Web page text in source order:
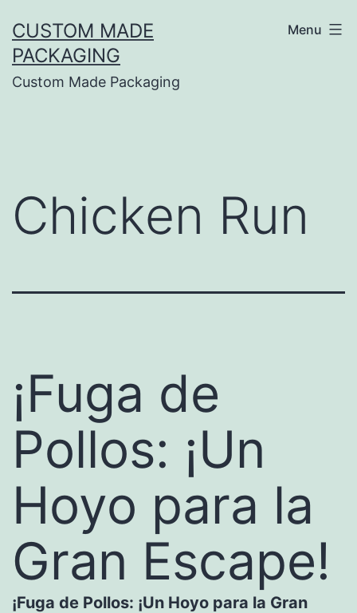
CUSTOM MADE
PACKAGING
Custom Made Packaging
Menu
Chicken Run
¡Fuga de
Pollos: ¡Un
Hoyo para la
Gran Escape!
¡Fuga de Pollos: ¡Un Hoyo para la Gran